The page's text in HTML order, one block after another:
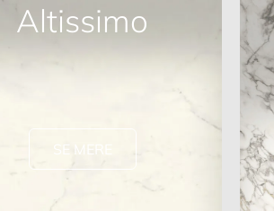
Altissimo
SE MERE